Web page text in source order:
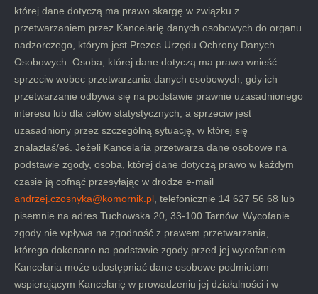
której dane dotyczą ma prawo skargę w związku z
przetwarzaniem przez Kancelarię danych osobowych do organu
nadzorczego, którym jest Prezes Urzędu Ochrony Danych
Osobowych. Osoba, której dane dotyczą ma prawo wnieść
sprzeciw wobec przetwarzania danych osobowych, gdy ich
przetwarzanie odbywa się na podstawie prawnie uzasadnionego
interesu lub dla celów statystycznych, a sprzeciw jest
uzasadniony przez szczególną sytuację, w której się
znalazłaś/eś. Jeżeli Kancelaria przetwarza dane osobowe na
podstawie zgody, osoba, której dane dotyczą prawo w każdym
czasie ją cofnąć przesyłając w drodze e-mail
andrzej.czosnyka@komornik.pl , telefonicznie 14 627 56 68 lub
pisemnie na adres Tuchowska 20, 33-100 Tarnów. Wycofanie
zgody nie wpływa na zgodność z prawem przetwarzania,
którego dokonano na podstawie zgody przed jej wycofaniem.
Kancelaria może udostępniać dane osobowe podmiotom
wspierającym Kancelarię w prowadzeniu jej działalności i w